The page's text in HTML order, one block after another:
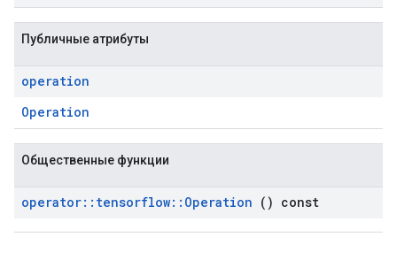
Публичные атрибуты
operation
Operation
Общественные функции
operator:: tensorflow:: Operation () const